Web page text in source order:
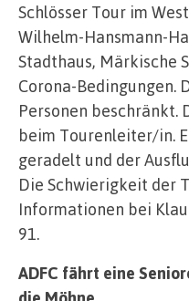
Schlösser Tour im
Wilhelm-Hansmann-
Stadthaus, Märkische
Corona-Bedingungen.
Personen beschränkt.
beim Tourenleiter/in.
geradelt und der
Die Schwierigkeit der
Informationen bei
91.
ADFC fährt eine